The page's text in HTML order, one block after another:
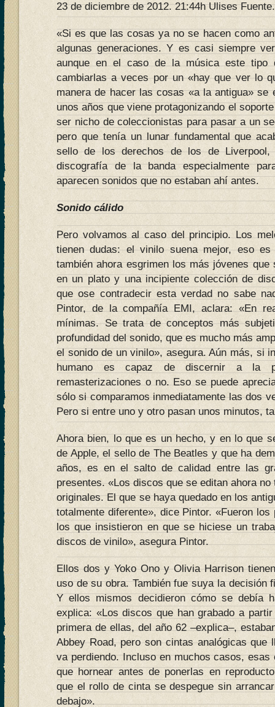
23 de diciembre de 2012. 21:44h Ulises
«Si es que las cosas ya no se hacen como
algunas generaciones. Y es casi siempre
aunque en el caso de la música este tipo
cambiarlas a veces por un «hay que ver lo
manera de hacer las cosas «a la antigua» se
unos años que viene protagonizando el
ser nicho de coleccionistas para pasar a un
pero que tenía un lunar fundamental que
sello de los derechos de los de Liverpool,
discografía de la banda especialmente
aparecen sonidos que no estaban ahí antes.
Sonido cálido
Pero volvamos al caso del principio. Los
tienen dudas: el vinilo suena mejor, eso
también ahora esgrimen los más jóvenes que
en un plato y una incipiente colección de
que ose contradecir esta verdad no sabe
Pintor, de la compañía EMI, aclara: «En
mínimas. Se trata de conceptos más
profundidad del sonido, que es mucho más
el sonido de un vinilo», asegura. Aún más, si
humano es capaz de discernir a la
remasterizaciones o no. Eso se puede
sólo si comparamos inmediatamente las dos
Pero si entre uno y otro pasan unos minutos,
Ahora bien, lo que es un hecho, y en lo que
de Apple, el sello de The Beatles y que ha
años, es en el salto de calidad entre las
presentes. «Los discos que se editan ahora
originales. El que se haya quedado en los
totalmente diferente», dice Pintor. «Fueron
los que insistieron en que se hiciese un
discos de vinilo», asegura Pintor.
Ellos dos y Yoko Ono y Olivia Harrison
uso de su obra. También fue suya la decisión
Y ellos mismos decidieron cómo se debía
explica: «Los discos que han grabado a
primera de ellas, del año 62 –explica–,
Abbey Road, pero son cintas analógicas que
va perdiendo. Incluso en muchos casos,
que hornear antes de ponerlas en
que el rollo de cinta se despegue sin
debajo».